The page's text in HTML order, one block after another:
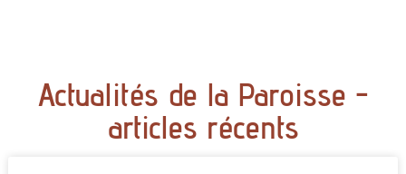
Actualités de la Paroisse -
articles récents